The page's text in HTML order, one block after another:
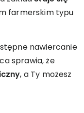
farmerskim typu
nawiercanie
sprawia, że
, a Ty możesz